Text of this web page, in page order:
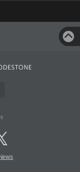
News